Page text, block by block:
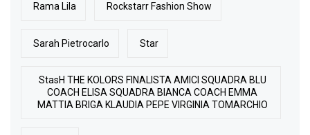
Rama Lila Rockstarr Fashion Show
Sarah Pietrocarlo Star
StasH THE KOLORS FINALISTA AMICI SQUADRA BLU
COACH ELISA SQUADRA BIANCA COACH EMMA
MATTIA BRIGA KLAUDIA PEPE VIRGINIA TOMARCHIO